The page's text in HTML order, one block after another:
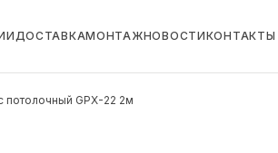
ДОСТАВКАМОНТАЖНОВОСТИКОНТАКТЫ
потолочный GPX-22 2м